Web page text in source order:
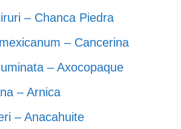
– Chanca Piedra
– Cancerina
– Axocopaque
– Arnica
– Anacahuite